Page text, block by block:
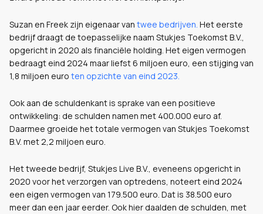
Suzan en Freek zijn eigenaar van twee bedrijven. Het eerste
bedrijf draagt de toepasselijke naam Stukjes Toekomst B.V.,
opgericht in 2020 als financiële holding. Het eigen vermogen
bedraagt eind 2024 maar liefst 6 miljoen euro, een stijging van
1,8 miljoen euro ten opzichte van eind 2023.
Ook aan de schuldenkant is sprake van een positieve
ontwikkeling: de schulden namen met 400.000 euro af.
Daarmee groeide het totale vermogen van Stukjes Toekomst
B.V. met 2,2 miljoen euro.
Het tweede bedrijf, Stukjes Live B.V., eveneens opgericht in
2020 voor het verzorgen van optredens, noteert eind 2024
een eigen vermogen van 179.500 euro. Dat is 38.500 euro
meer dan een jaar eerder. Ook hier daalden de schulden, met